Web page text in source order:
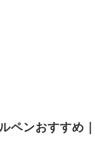
ペンおすすめ